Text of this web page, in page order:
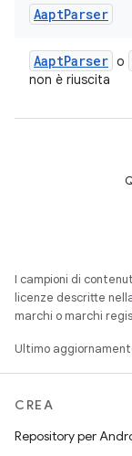
AaptParser
AaptParser o
non è riuscita
I campioni di
licenze descritte
marchi o marchi
Ultimo
CREA
Repository per